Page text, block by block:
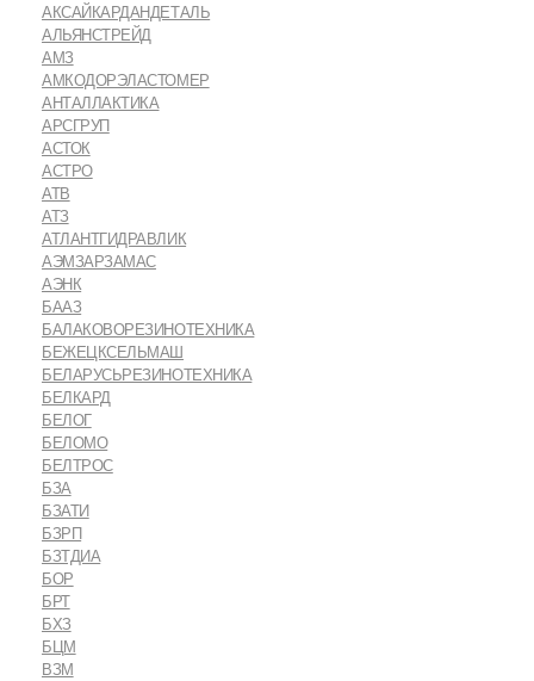
АКСАЙКАРДАНДЕТАЛЬ
АЛЬЯНСТРЕЙД
АМЗ
АМКОДОРЭЛАСТОМЕР
АНТАЛЛАКТИКА
АРСГРУП
АСТОК
АСТРО
АТВ
АТЗ
АТЛАНТГИДРАВЛИК
АЭМЗАРЗАМАС
АЭНК
БААЗ
БАЛАКОВОРЕЗИНОТЕХНИКА
БЕЖЕЦКСЕЛЬМАШ
БЕЛАРУСЬРЕЗИНОТЕХНИКА
БЕЛКАРД
БЕЛОГ
БЕЛОМО
БЕЛТРОС
БЗА
БЗАТИ
БЗРП
БЗТДИА
БОР
БРТ
БХЗ
БЦМ
ВЗМ